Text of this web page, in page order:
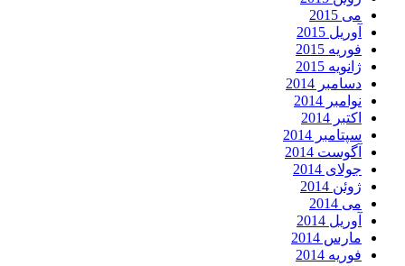
می 2015
آوریل 2015
فوریه 2015
ژانویه 2015
دسامبر 2014
نوامبر 2014
اکتبر 2014
سپتامبر 2014
آگوست 2014
جولای 2014
ژوئن 2014
می 2014
آوریل 2014
مارس 2014
فوریه 2014